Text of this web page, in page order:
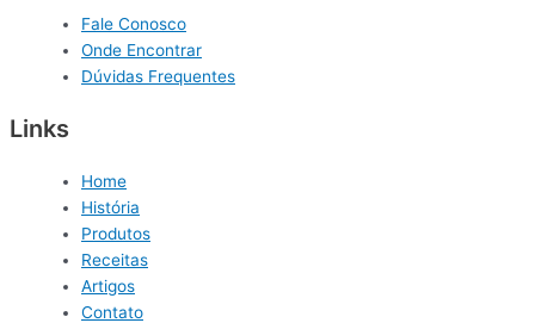
Fale Conosco
Onde Encontrar
Dúvidas Frequentes
Links
Home
História
Produtos
Receitas
Artigos
Contato